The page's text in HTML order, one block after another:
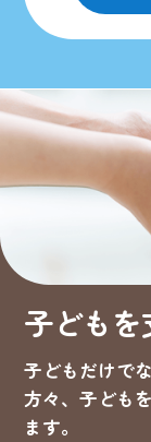
子ども
子どもだけで
方々、子ども
ます。